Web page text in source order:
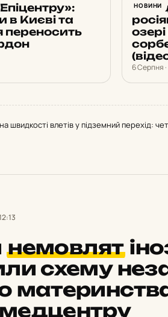
в Києві та
переносить
НОВИНИ
6 Серпня ·
швидкості влетів у підземний перехід:
немовлят
схему